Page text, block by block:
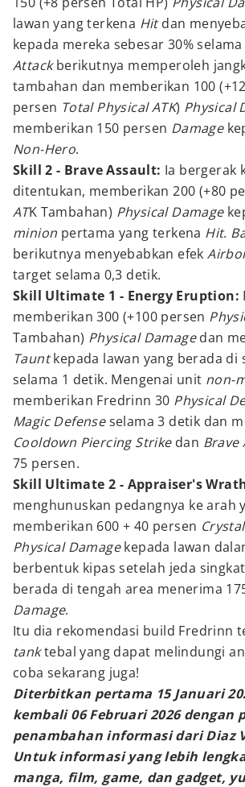
lawan yang terkena Hitdan
kepada mereka sebesar 30%
Attackberikutnya memperoleh
tambahan dan memberikan 100
persen Total Physical ATK) Physical
memberikan 150 persen Damage
Non-Hero.
Skill 2 - Brave Assault: Ia bergerak
ditentukan, memberikan 200 (+80
ATK Tambahan) Physical Damage
minion pertama yang terkena Hit.
berikutnya menyebabkan efek
target selama 0,3 detik.
Skill Ultimate 1 - Energy Eruption:
memberikan 300 (+100 persen
Tambahan) Physical Damagedan
Tauntkepada lawan yang berada di
selama 1 detik. Mengenai unit non-
memberikan Fredrinn 30 Physical
Magic Defenseselama 3 detik dan
Cooldown Piercing Strikedan Brave
75 persen.
Skill Ultimate 2 - Appraiser's
menghunuskan pedangnya ke arah
memberikan 600 + 40 persen
Physical Damagekepada lawan
berbentuk kipas setelah jeda
berada di tengah area menerima
Damage.
Itu dia rekomendasi build Fredrinn
tanktebal yang dapat melindungi
coba sekarang juga!
Diterbitkan pertama 15 Januari
kembali 06 Februari 2026 dengan
penambahan informasi dari Diaz
Untuk informasi yang lebih
manga, film, game, dan gadget,